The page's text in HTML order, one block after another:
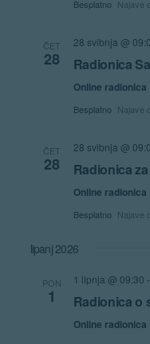
Besplatno Najave
ČET
28
28 svibnja @
Radionica
Online radionica
Besplatno Najave
ČET
28
28 svibnja @
Radionica
Online radionica
Besplatno Najave
lipanj 2026
PON
1
1 lipnja @ 09:30 -
Radionica o
Online radionica